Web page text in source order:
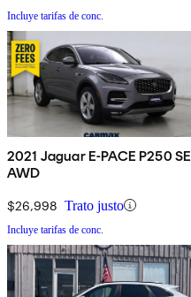
Incluye tarifas de conc.
2021 Jaguar E-PACE P250 SE
AWD
$26,998 Trato justo
Incluye tarifas de conc.